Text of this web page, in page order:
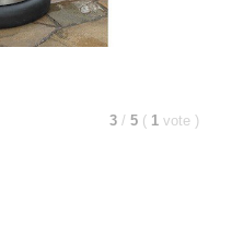
3 / 5 ( 1 vote)